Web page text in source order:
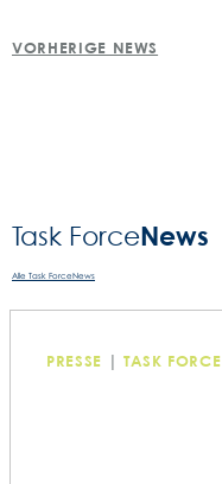
POST
VORHERIGE NEWS
Task Force­News
Alle Task ForceNews
PRESSE | TASK FORCE